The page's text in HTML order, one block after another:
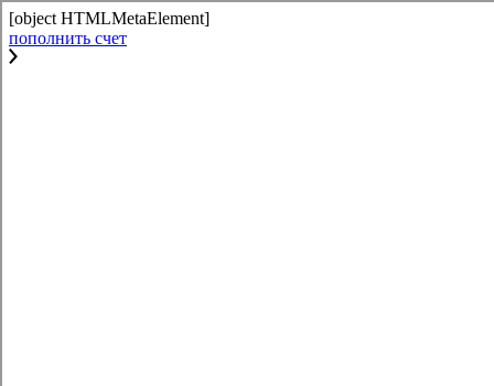
[object HTMLMetaElement]
пополнить счет